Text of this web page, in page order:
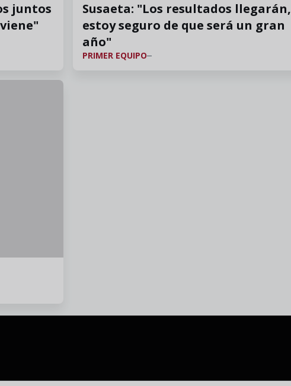
juntos
Susaeta: "Los resultados llegarán,
estoy seguro de que será un gran
año"
PRIMER EQUIPO